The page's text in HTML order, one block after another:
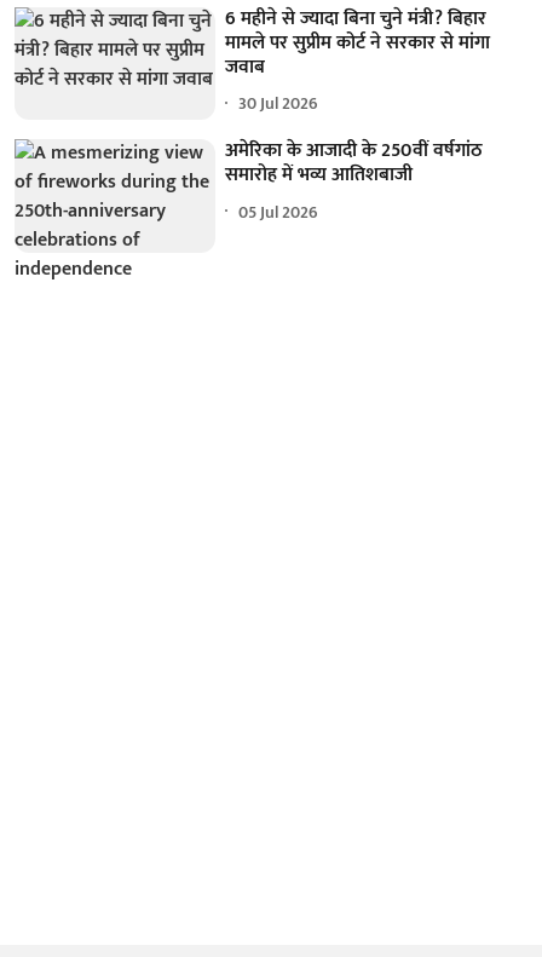
6 महीने से ज्यादा बिना चुने मंत्री? बिहार
मामले पर सुप्रीम कोर्ट ने सरकार से मांगा
जवाब
30 Jul 2026
अमेरिका के आजादी के 250वीं वर्षगांठ
समारोह में भव्य आतिशबाजी
05 Jul 2026